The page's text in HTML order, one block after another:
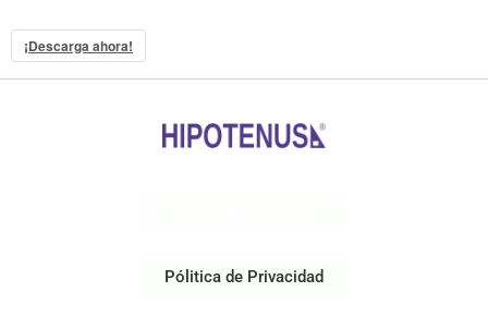
¡Descarga ahora!
Pólitica de Privacidad